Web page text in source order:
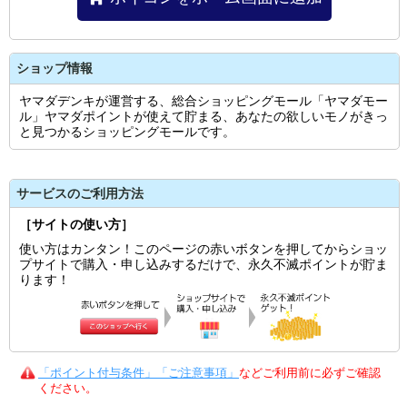
ショップ情報
ヤマダデンキが運営する、総合ショッピングモール「ヤマダモー
ル」ヤマダポイントが使えて貯まる、あなたの欲しいモノがきっ
と見つかるショッピングモールです。
サービスのご利用方法
［サイトの使い方］
使い方はカンタン！このページの赤いボタンを押してからショッ
プサイトで購入・申し込みするだけで、永久不滅ポイントが貯ま
ります！
「ポイント付与条件」「ご注意事項」 などご利用前に必ずご確認
ください。